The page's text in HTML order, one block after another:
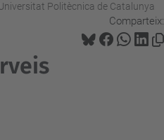
Politècnica de Catalunya
Comparteix: